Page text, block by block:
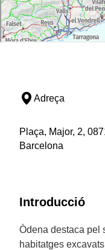
Adreça
Plaça, Major, 2,
Barcelona
Introducció
Òdena destaca pel
habitatges